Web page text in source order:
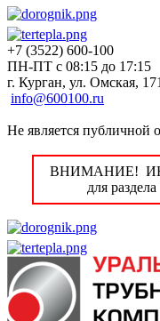
+7 (3522) 600-100
ПН-ПТ с 08:15 до 17:15
г. Курган, ул. Омская,
info@600100.ru
Не является публичной
ВНИМАНИЕ!
для